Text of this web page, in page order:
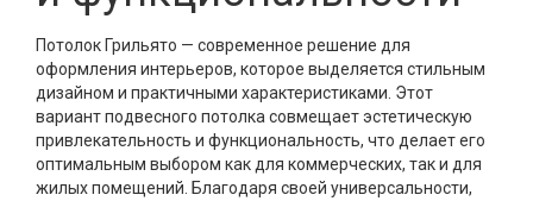
Потолок Грильято — современное решение для
оформления интерьеров, которое выделяется стильным
дизайном и практичными характеристиками. Этот
вариант подвесного потолка совмещает эстетическую
привлекательность и функциональность, что делает его
оптимальным выбором как для коммерческих, так и для
жилых помещений. Благодаря своей универсальности,